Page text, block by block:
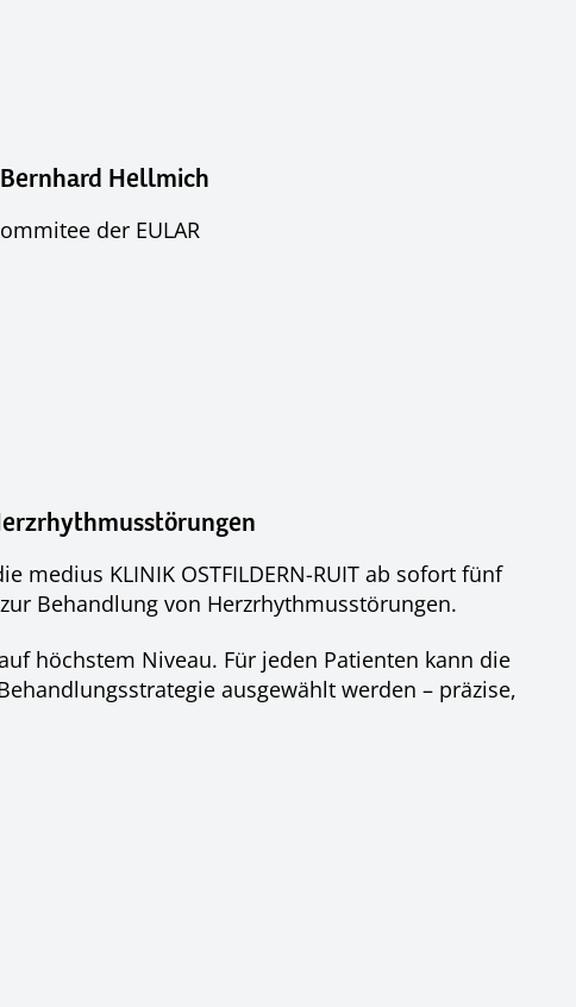
Hellmich
der EULAR
KLINIK OSTFILDERN-RUIT ab sofort fünf
Behandlung von Herzrhythmusstörungen.
höchstem Niveau. Für jeden Patienten kann die
ausgewählt werden – präzise,